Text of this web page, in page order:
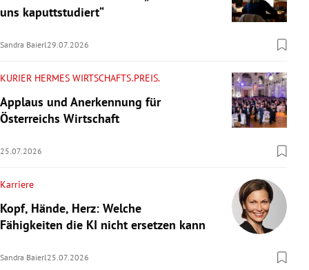
uns kaputtstudiert“
Sandra Baierl29.07.2026
KURIER HERMES WIRTSCHAFTS.PREIS.
Applaus und Anerkennung für
Österreichs Wirtschaft
25.07.2026
Karriere
Kopf, Hände, Herz: Welche
Fähigkeiten die KI nicht ersetzen kann
Sandra Baierl25.07.2026